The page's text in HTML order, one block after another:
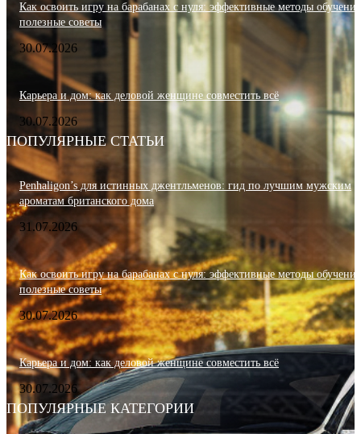
Как освоить игру на барабанах с нуля: эффективные методы
полезные советы
30.07.2026
Карьера и дом: как деловой женщине совместить всё
30.07.2026
ПОПУЛЯРНЫЕ СТАТЬИ
Penhaligon’s для истинных джентльменов: гид по лучшим мужским
ароматам британского дома
31.07.2026
Как освоить игру на барабанах с нуля: эффективные методы
полезные советы
30.07.2026
Карьера и дом: как деловой женщине совместить всё
30.07.2026
ПОПУЛЯРНЫЕ КАТЕГОРИИ